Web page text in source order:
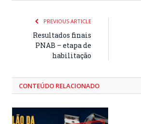
PREVIOUS ARTICLE
Resultados finais
PNAB – etapa de
habilitação
CONTEÚDO RELACIONADO